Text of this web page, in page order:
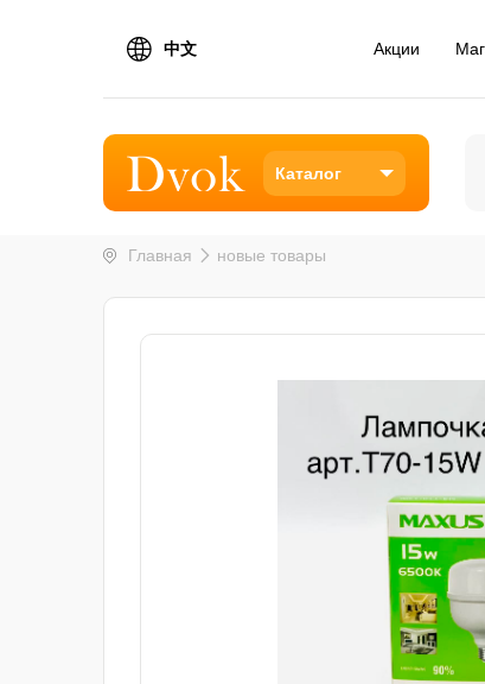
中文 Акции
Каталог
Главная новые товары